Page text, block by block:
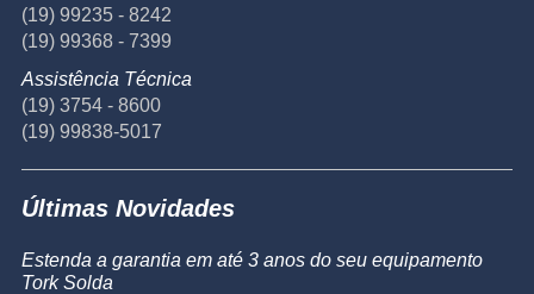
(19) 99235 - 8242
(19) 99368 - 7399
Assistência Técnica
(19) 3754 - 8600
(19) 99838-5017
Últimas Novidades
Estenda a garantia em até 3 anos do seu equipamento
Tork Solda